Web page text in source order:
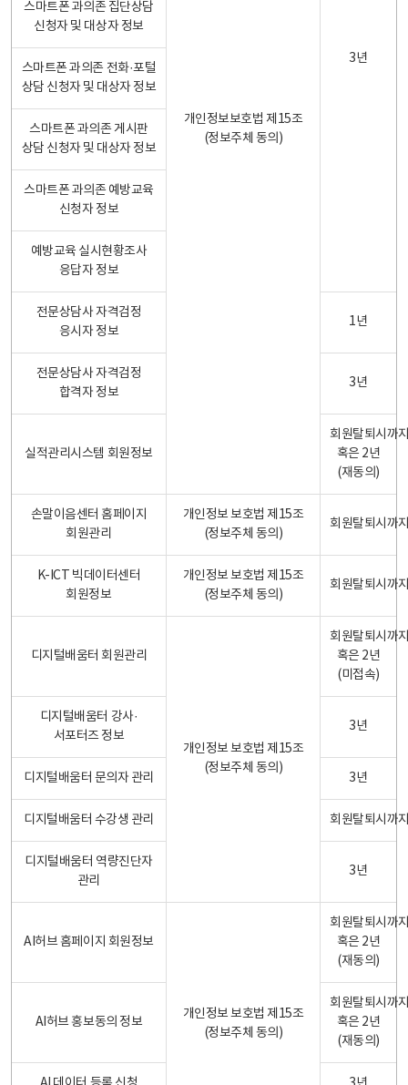
개인정보보호법 제15조
(정보주체 동의)
3년
스마트폰 과의존 집단상담
신청자 및 대상자 정보
스마트폰 과의존 전화·포털
상담 신청자 및 대상자 정보
스마트폰 과의존 게시판
상담 신청자 및 대상자 정보
스마트폰 과의존 예방교육
신청자 정보
예방교육 실시현황조사
응답자 정보
전문상담사 자격검정
응시자 정보
1년
전문상담사 자격검정
합격자 정보
3년
실적관리시스템 회원정보
회원탈퇴시까
혹은 2년
(재동의)
손말이음센터 홈페이지
회원관리
개인정보 보호법 제15조
(정보주체 동의)
회원탈퇴시까
K-ICT 빅데이터센터
회원정보
개인정보 보호법 제15조
(정보주체 동의)
회원탈퇴시까
디지털배움터 회원관리
개인정보 보호법 제15조
(정보주체 동의)
회원탈퇴시까
혹은 2년
(미접속)
디지털배움터 강사·
서포터즈 정보
3년
디지털배움터 문의자 관리 3년
디지털배움터 수강생 관리 회원탈퇴시까
디지털배움터 역량진단자
관리
3년
AI허브 홈페이지 회원정보
개인정보 보호법 제15조
(정보주체 동의)
회원탈퇴시까
혹은 2년
(재동의)
AI허브 홍보동의 정보
회원탈퇴시까
혹은 2년
(재동의)